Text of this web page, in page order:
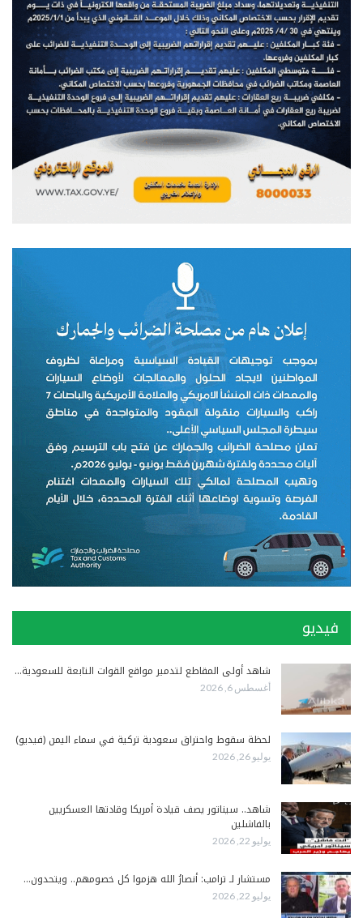
فيديو
شاهد أولى المقاطع لتدمير مواقع القوات التابعة للسعودية…
أغسطس 6, 2026
لحظة سقوط واحتراق سعودية تركية في سماء اليمن (فيديو)
يوليو 26, 2026
شاهد.. سيناتور يصف قيادة أمريكا وقادتها العسكريين
بالفاشلين
يوليو 22, 2026
مستشار لـ ترامب: أنصارُ الله هزموا كل خصومهم.. ويتحدون…
يوليو 22, 2026